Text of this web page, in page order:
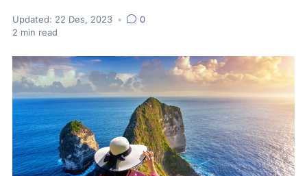
Updated: 22 Des, 2023 •
0
2 min read